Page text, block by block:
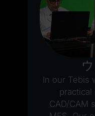
In our Tebis
CAD/CAM